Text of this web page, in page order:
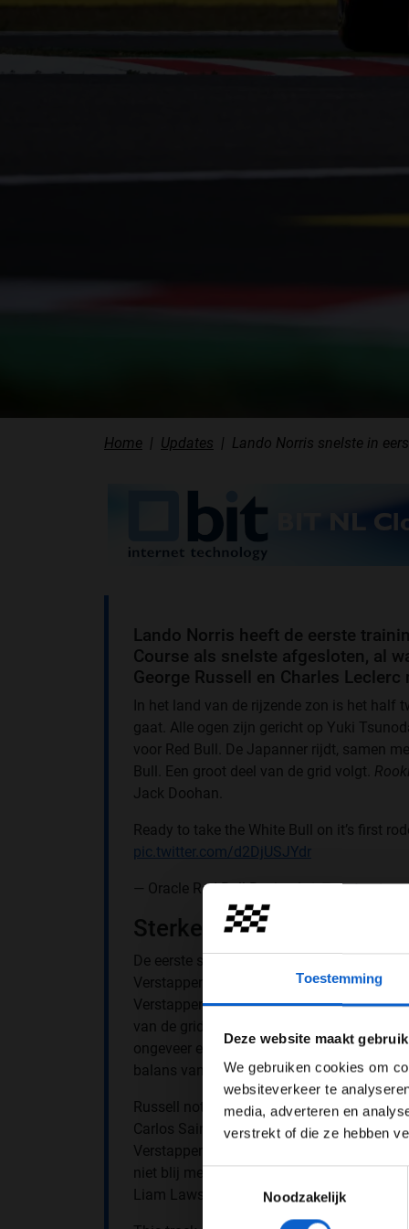
Toestemming
Deze website maakt
We gebruiken cookies om
websiteverkeer te
media, adverteren en
verstrekt of die ze hebben
Toestemmingsselectie
Noodzakelijk
Home Updates Lando Norris snelste in
Lando Norris heeft de eerste
Course als snelste afgesloten, al
George Russell en Charles
In het land van de rijzende zon is het half
gaat. Alle ogen zijn gericht op Yuki
voor Red Bull. De Japanner rijdt, samen
Bull. Een groot deel van de grid volgt.
Jack Doohan.
Ready to take the White Bull on it’s first
pic.twitter.com/d2DjUSJYdr
— Oracle Red Bull Racing | オラクル・レ
Sterke eerste ronden van
De eerste snelle rondetijd van Tsunoda
Verstappen een 1:30.738 noteert opsofts
Verstappen, Russell en Norris de snelste
van de grid op de mediums of hards rijdt.
ongeveer een seconde verschil in
balans van de RB21.
Russell noteert een nieuwe snelste
Carlos Sainz zijn garagebox in de
Verstappen laat aan zijn team weten dat
niet blij met de balans. Isack Hadjar
Liam Lawson staat op dat moment op de